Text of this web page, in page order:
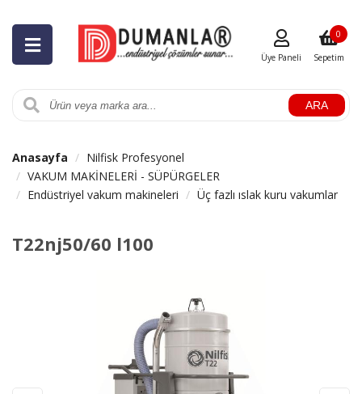
ARA
Üye Paneli Sepetim
0
Anasayfa
Nilfisk Profesyonel
VAKUM MAKİNELERİ - SÜPÜRGELER
Endüstriyel vakum makineleri
Üç fazlı ıslak kuru vakumlar
T22nj50/60 l100